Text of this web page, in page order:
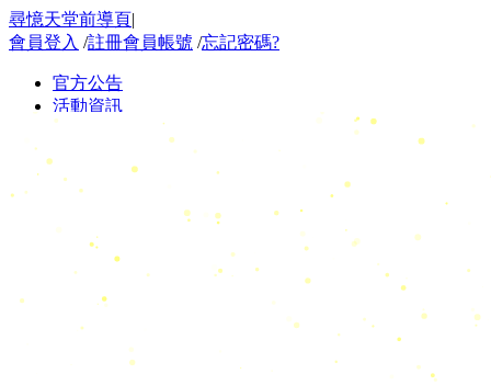
尋憶天堂前導頁|
會員登入 /註冊會員帳號 /忘記密碼?